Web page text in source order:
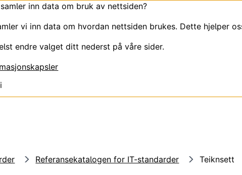
inn data om bruk av nettsiden?
vi inn data om hvordan nettsiden brukes. Dette hjelper
endre valget ditt nederst på våre sider.
Referansekatalogen for IT-standarder Teiknsett